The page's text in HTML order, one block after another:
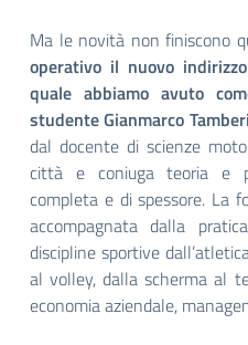
Ma le novità non finiscono
operativo il nuovo
quale abbiamo avuto
studente Gianmarco
dal docente di scienze
città e coniuga teoria e
completa e di spessore. La
accompagnata dalla
discipline sportive
al volley, dalla scherma al
economia aziendale,